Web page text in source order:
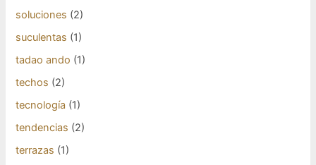
soluciones (2)
suculentas (1)
tadao ando (1)
techos (2)
tecnología (1)
tendencias (2)
terrazas (1)